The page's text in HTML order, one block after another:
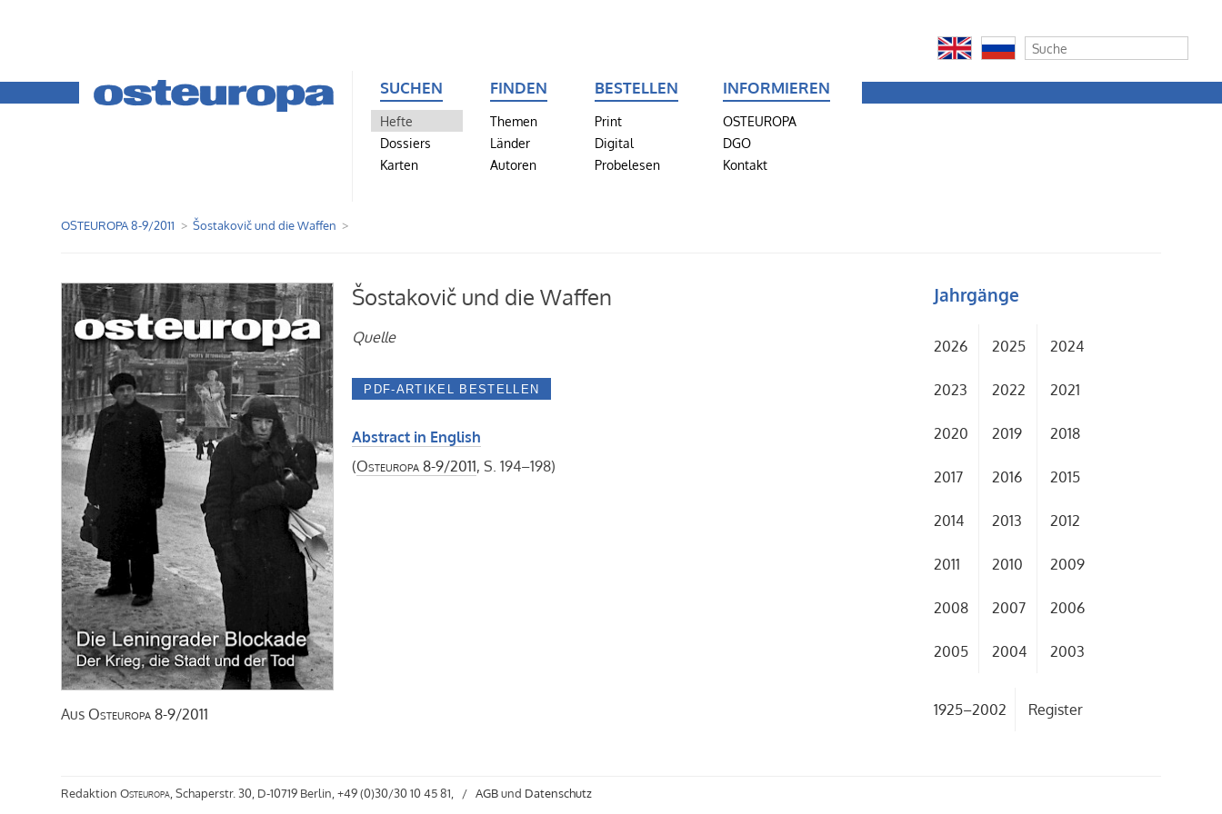
SUCHEN
Hefte
Dossiers
Karten
FINDEN
Themen
Länder
Autoren
BESTELLEN
Print
Digital
Probelesen
INFORMIEREN
OSTEUROPA
DGO
Kontakt
OSTEUROPA 8-9/2011 Šostakovič und die Waffen
Aus Osteuropa 8-9/2011
Šostakovič und die Waffen
Quelle
Abstract in English
(Osteuropa 8-9/2011, S. 194–198)
Jahrgänge
2026 2025 2024
2023 2022 2021
2020 2019 2018
2017 2016 2015
2014 2013 2012
2011 2010 2009
2008 2007 2006
2005 2004 2003
1925–2002 Register
RedaktionOsteuropa , Schaperstr. 30, D-10719 Berlin, +49 (0)30/30 10 45 81, /AGBund Datenschutz